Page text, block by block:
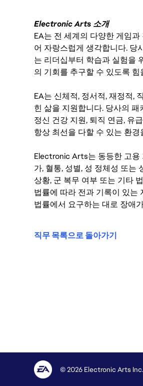
Electronic Arts 소개
EA는 전 세계의 다양한 게임
어 자랑스럽게 생각합니다. 당
는 리더십부터 학습과 실험을
의 기회를 추구할 수 있도록
EA는 신체적, 정서적, 재정적,
힌 삶을 지원합니다. 당사의
정신 건강 지원, 퇴직 연금, 유
항상 최선을 다할 수 있는 환경
Electronic Arts는 동등한 고용
가, 혈통, 성별, 성 정체성 또는
상황, 군 복무 여부 또는 기타
법률에 따라 전과 기록이 있는
법률에서 요구하는 대로 장애
직무 목록으로 돌아가기
© 2026 Electronic Arts Inc.